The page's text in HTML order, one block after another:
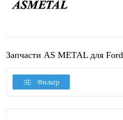
Запчасти AS METAL для Ford
Фильтр